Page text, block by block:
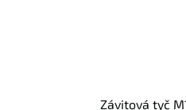
Závitová tyč